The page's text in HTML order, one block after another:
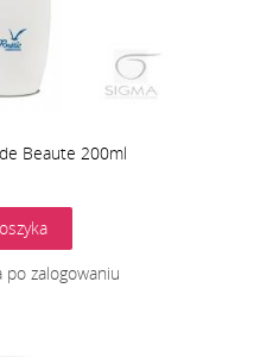
Beaute 200ml
po zalogowaniu